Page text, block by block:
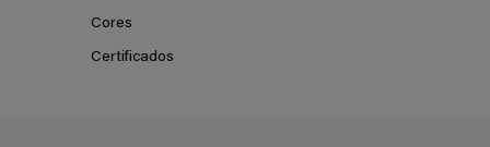
Cores
Certificados